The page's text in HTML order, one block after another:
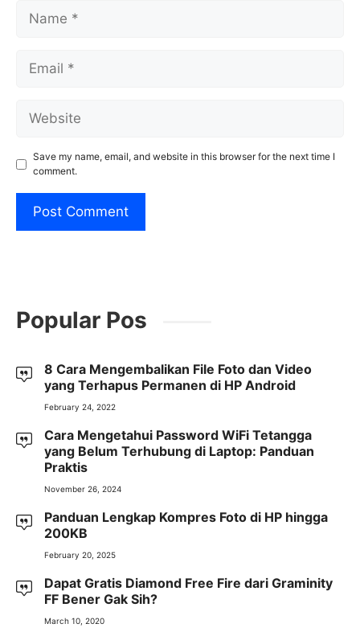
Name
Email
Website
Save my name, email, and website in this browser for the next time I
comment.
Popular Pos
8 Cara Mengembalikan File Foto dan Video
yang Terhapus Permanen di HP Android
February 24, 2022
Cara Mengetahui Password WiFi Tetangga
yang Belum Terhubung di Laptop: Panduan
Praktis
November 26, 2024
Panduan Lengkap Kompres Foto di HP hingga
200KB
February 20, 2025
Dapat Gratis Diamond Free Fire dari Graminity
FF Bener Gak Sih?
March 10, 2020